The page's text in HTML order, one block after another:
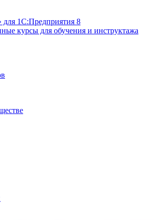
1С:Предприятия 8
курсы для обучения и инструктажа